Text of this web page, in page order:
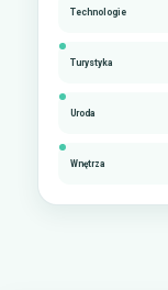
Technologie
Turystyka
Uroda
Wnętrza